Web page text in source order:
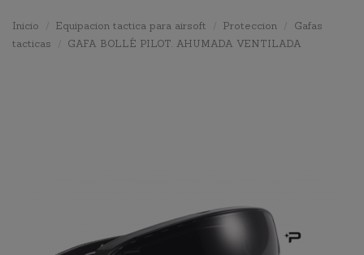
Inicio Equipacion tactica para airsoft Proteccion
Gafas
tacticas
GAFA BOLLÉ PILOT. AHUMADA VENTILADA